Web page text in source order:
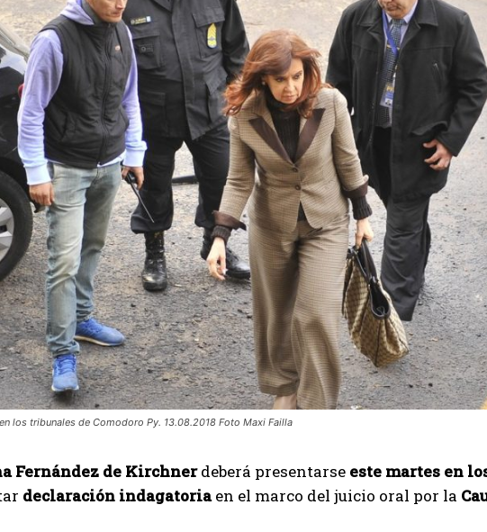
los tribunales de Comodoro Py. 13.08.2018 Foto Maxi Failla
Fernández de Kirchnerdeberá presentarse este martes en
declaración indagatoriaen el marco del juicio oral por la